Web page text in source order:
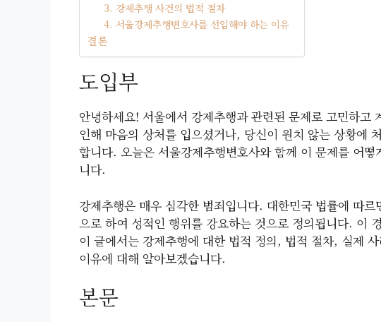
3. 강제추행 사건의 법적 절차
4. 서울강제추행변호사를 선임해야 하는 이유
결론
도입부
안녕하세요! 서울에서 강제추행과 관련된 문제로 고민하고
인해 마음의 상처를 입으셨거나, 당신이 원치 않는 상황에
합니다. 오늘은 서울강제추행변호사와 함께 이 문제를 어
니다.
강제추행은 매우 심각한 범죄입니다. 대한민국 법률에 따
으로 하여 성적인 행위를 강요하는 것으로 정의됩니다. 이
이 글에서는 강제추행에 대한 법적 정의, 법적 절차, 실제
이유에 대해 알아보겠습니다.
본문